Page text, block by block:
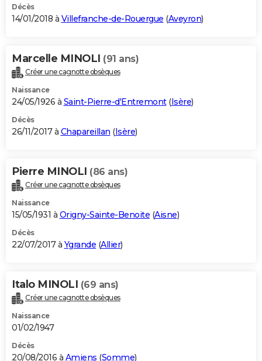
Décès
14/01/2018 à Villefranche-de-Rouergue (Aveyron)
Marcelle MINOLI (91 ans)
Créer une cagnotte obsèques
Naissance
24/05/1926 à Saint-Pierre-d'Entremont(Isère)
Décès
26/11/2017 à Chapareillan (Isère)
Pierre MINOLI (86 ans)
Créer une cagnotte obsèques
Naissance
15/05/1931 à Origny-Sainte-Benoite (Aisne)
Décès
22/07/2017 à Ygrande (Allier)
Italo MINOLI (69 ans)
Créer une cagnotte obsèques
Naissance
01/02/1947
Décès
20/08/2016 à Amiens (Somme)